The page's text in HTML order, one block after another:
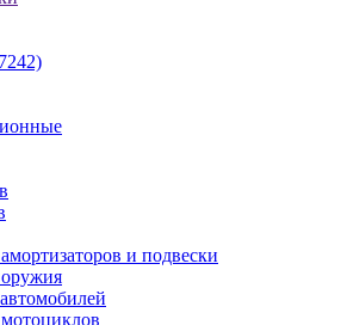
и подвески